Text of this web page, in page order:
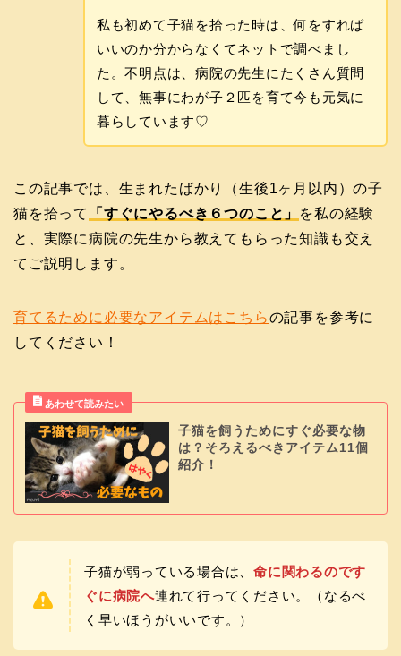
私も初めて子猫を拾った時は、何をすれば
いいのか分からなくてネットで調べまし
た。不明点は、病院の先生にたくさん質問
して、無事にわが子２匹を育て今も元気に
暮らしています♡
この記事では、生まれたばかり（生後1ヶ月以内）の子
猫を拾って
「すぐにやるべき６つのこと」
を私の経験
と、実際に病院の先生から教えてもらった知識も交え
てご説明します。
育てるために必要なアイテムはこちらの記事を参考に
してください！
子猫を飼うためにすぐ必要な物
は？そろえるべきアイテム11個
紹介！
子猫が弱っている場合は、命に関わるのです
ぐに病院へ連れて行ってください。（なるべ
く早いほうがいいです。）